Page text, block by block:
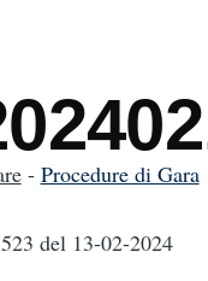
- Procedure di Gara
del 13-02-2024